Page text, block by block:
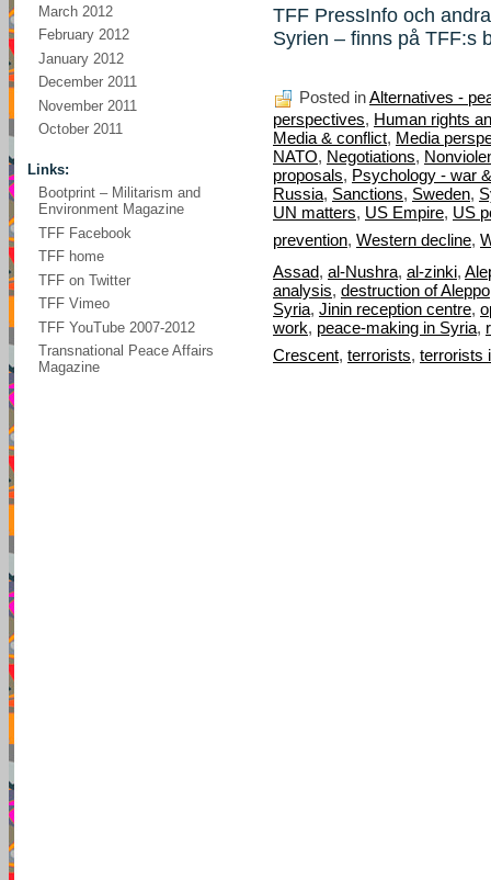
March 2012
February 2012
January 2012
December 2011
November 2011
October 2011
Links:
Bootprint – Militarism and
Environment Magazine
TFF Facebook
TFF home
TFF on Twitter
TFF Vimeo
TFF YouTube 2007-2012
Transnational Peace Affairs
Magazine
TFF PressInfo och
Syrien – finns på TFF:s
Posted inAlternatives -
perspectives, Human rights
Media & conflict, Media
NATO, Negotiations,
proposals, Psychology - war
Russia, Sanctions, Sweden,
UN matters, US Empire, US
prevention, Western decline,
Assad, al-Nushra, al-zinki,
analysis, destruction of Aleppo
Syria, Jinin reception centre,
work, peace-making in Syria,
Crescent, terrorists, terrorists